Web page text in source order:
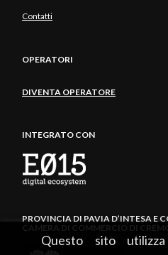
Questo sito
Contatti
OPERATORI
DIVENTA OPERATORE
INTEGRATO CON
PROVINCIA DI PAVIA D’INTESA E
CAMERA DI COMMERCIO DI